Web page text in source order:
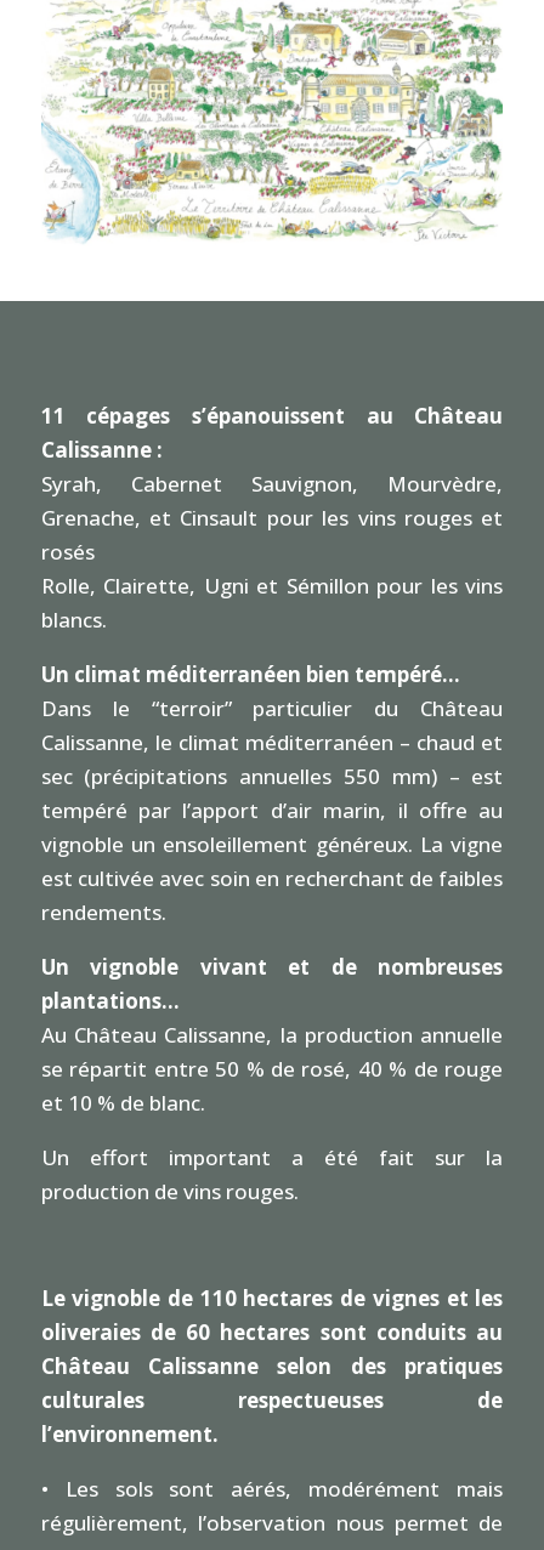
11 cépages s’épanouissent au Château
Calissanne :
Syrah, Cabernet Sauvignon, Mourvèdre,
Grenache, et Cinsault pour les vins rouges et
rosés
Rolle, Clairette, Ugni et Sémillon pour les vins
blancs.
Un climat méditerranéen bien tempéré…
Dans le “terroir” particulier du Château
Calissanne, le climat méditerranéen – chaud et
sec (précipitations annuelles 550 mm) – est
tempéré par l’apport d’air marin, il offre au
vignoble un ensoleillement généreux. La vigne
est cultivée avec soin en recherchant de faibles
rendements.
Un vignoble vivant et de nombreuses
plantations…
Au Château Calissanne, la production annuelle
se répartit entre 50 % de rosé, 40 % de rouge
et 10 % de blanc.
Un effort important a été fait sur la
production de vins rouges.
Le vignoble de 110 hectares de vignes et les
oliveraies de 60 hectares sont conduits au
Château Calissanne selon des pratiques
culturales respectueuses de
l’environnement.
• Les sols sont aérés, modérément mais
régulièrement, l’observation nous permet de